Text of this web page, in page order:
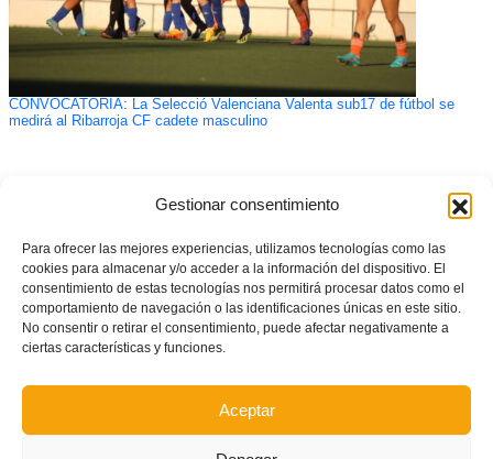
Gestionar consentimiento
Para ofrecer las mejores experiencias, utilizamos tecnologías como las
cookies para almacenar y/o acceder a la información del dispositivo. El
consentimiento de estas tecnologías nos permitirá procesar datos como el
comportamiento de navegación o las identificaciones únicas en este sitio.
No consentir o retirar el consentimiento, puede afectar negativamente a
ciertas características y funciones.
Aceptar
CONVOCATORIA: La Selecció Valenciana Valenta sub17 de fútbol se
medirá al Ribarroja CF cadete masculino